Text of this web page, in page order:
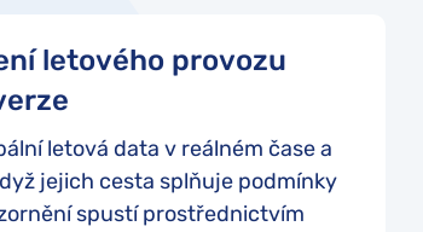
letového provozu
letová data v reálném čase a
jejich cesta splňuje podmínky
spustí prostřednictvím